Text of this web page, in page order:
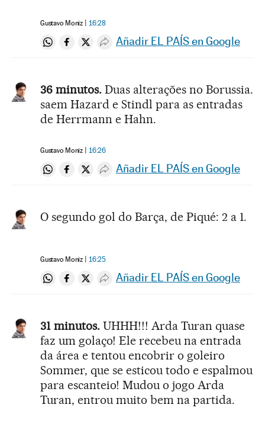
Gustavo Moniz 16:28
Compartir en Whatsapp
Compartir en Facebook
Compartir en Twitter
Desplegar Redes Sociales
Añadir EL PAÍS en Google
36 minutos. Duas alterações no Borussia.
saem Hazard e Stindl para as entradas
de Herrmann e Hahn.
Gustavo Moniz 16:26
Compartir en Whatsapp
Compartir en Facebook
Compartir en Twitter
Desplegar Redes Sociales
Añadir EL PAÍS en Google
O segundo gol do Barça, de Piqué: 2 a 1.
Gustavo Moniz 16:25
Compartir en Whatsapp
Compartir en Facebook
Compartir en Twitter
Desplegar Redes Sociales
Añadir EL PAÍS en Google
31 minutos. UHHH!!! Arda Turan quase
faz um golaço! Ele recebeu na entrada
da área e tentou encobrir o goleiro
Sommer, que se esticou todo e espalmou
para escanteio! Mudou o jogo Arda
Turan, entrou muito bem na partida.